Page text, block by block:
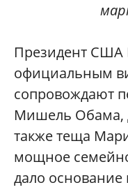
Президент США
официальным
сопровождают
Мишель Обама,
также теща
мощное
дало основание